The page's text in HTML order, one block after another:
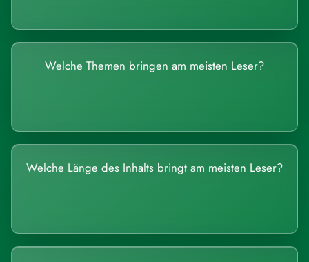
Welche Themen bringen am meisten Leser?
Welche Länge des Inhalts bringt am meisten Leser?